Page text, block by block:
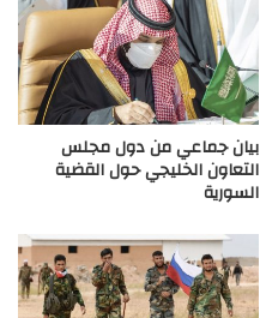
بيان جماعي من دول مجلس
التعاون الخليجي حول القضية
السورية